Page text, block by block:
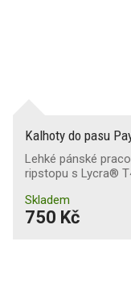
Kalhoty do pasu
Lehké pánské
ripstopu s Lycra®
Skladem
750 Kč